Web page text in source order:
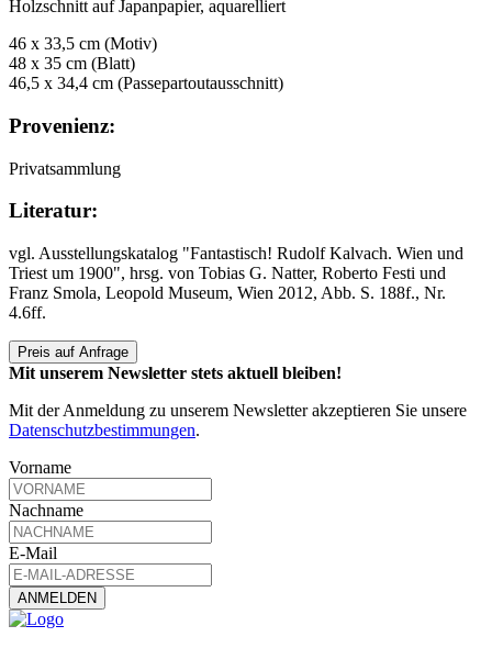
Holzschnitt auf Japanpapier, aquarelliert
46 x 33,5 cm (Motiv)
48 x 35 cm (Blatt)
46,5 x 34,4 cm (Passepartoutausschnitt)
Provenienz:
Privatsammlung
Literatur:
vgl. Ausstellungskatalog "Fantastisch! Rudolf Kalvach. Wien und
Triest um 1900", hrsg. von Tobias G. Natter, Roberto Festi und
Franz Smola, Leopold Museum, Wien 2012, Abb. S. 188f., Nr.
4.6ff.
Preis auf Anfrage
Mit unserem Newsletter stets aktuell bleiben!
Mit der Anmeldung zu unserem Newsletter akzeptieren Sie unsere
Datenschutzbestimmungen.
Vorname
Nachname
E-Mail